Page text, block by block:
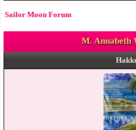
Sailor Moon Forum
M. Annabeth